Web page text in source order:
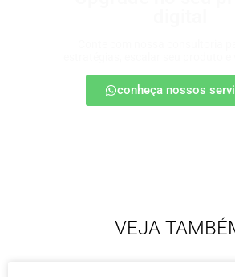
conheça nossos
VEJA